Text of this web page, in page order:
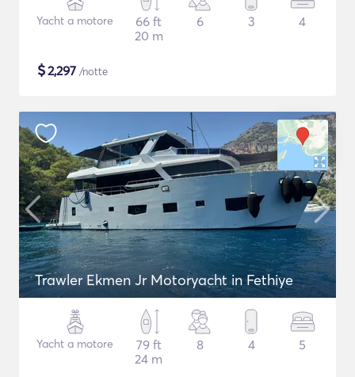
Yacht a motore
66 ft
20 m
6 3 4
$2,297 /notte
Trawler Ekmen Jr Motoryacht in Fethiye
Yacht a motore
79 ft
24 m
8 4 5